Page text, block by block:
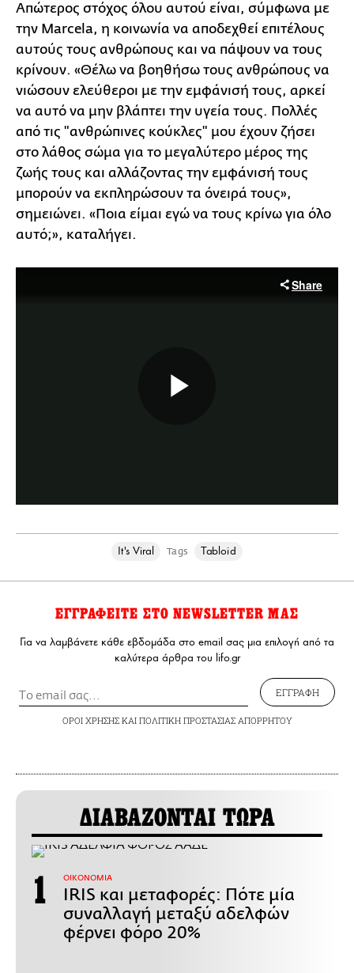
Απώτερος στόχος όλου αυτού είναι, σύμφωνα με
την Marcela, η κοινωνία να αποδεχθεί επιτέλους
αυτούς τους ανθρώπους και να πάψουν να τους
κρίνουν. «Θέλω να βοηθήσω τους ανθρώπους να
νιώσουν ελεύθεροι με την εμφάνισή τους, αρκεί
να αυτό να μην βλάπτει την υγεία τους. Πολλές
από τις "ανθρώπινες κούκλες" μου έχουν ζήσει
στο λάθος σώμα για το μεγαλύτερο μέρος της
ζωής τους και αλλάζοντας την εμφάνισή τους
μπορούν να εκπληρώσουν τα όνειρά τους»,
σημειώνει. «Ποια είμαι εγώ να τους κρίνω για όλο
αυτό;», καταλήγει.
It's Viral Tags Tabloid
ΕΓΓΡΑΦΕΙΤΕ ΣΤΟ NEWSLETTER ΜΑΣ
Για να λαμβάνετε κάθε εβδομάδα στο email σας μια επιλογή από τα
καλύτερα άρθρα του lifo.gr
ΕΓΓΡΑΦΗ
ΟΡΟΙ ΧΡΗΣΗΣΚΑΙ ΠΟΛΙΤΙΚΗ ΠΡΟΣΤΑΣΙΑΣ ΑΠΟΡΡΗΤΟΥ
ΔΙΑΒΑΖΟΝΤΑΙ ΤΩΡΑ
ΟΙΚΟΝΟΜΙΑ
IRIS και μεταφορές: Πότε μία
συναλλαγή μεταξύ αδελφών
φέρνει φόρο 20%